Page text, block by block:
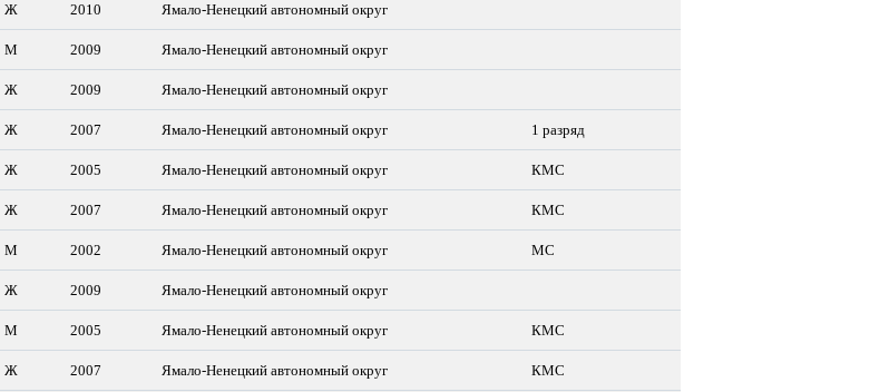
Ж 2010 Ямало-Ненецкий автономный округ
М 2009 Ямало-Ненецкий автономный округ
Ж 2009 Ямало-Ненецкий автономный округ
Ж 2007 Ямало-Ненецкий автономный округ 1 разряд
Ж 2005 Ямало-Ненецкий автономный округ КМС
Ж 2007 Ямало-Ненецкий автономный округ КМС
М 2002 Ямало-Ненецкий автономный округ МС
Ж 2009 Ямало-Ненецкий автономный округ
М 2005 Ямало-Ненецкий автономный округ КМС
Ж 2007 Ямало-Ненецкий автономный округ КМС